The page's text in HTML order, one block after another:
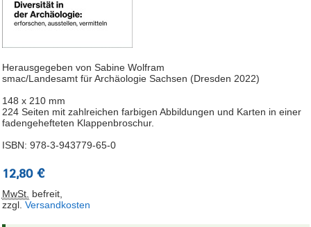
Herausgegeben von Sabine Wolfram
smac/Landesamt für Archäologie Sachsen (Dresden 2022)
148 x 210 mm
224 Seiten mit zahlreichen farbigen Abbildungen und Karten in einer
fadengehefteten Klappenbroschur.
ISBN: 978-3-943779-65-0
12,80 €
MwSt. befreit,
zzgl. Versandkosten